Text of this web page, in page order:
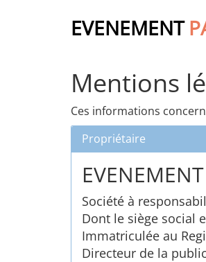
EVENEMENT
Mentions
Ces informations
Propriétaire
Société à
Dont le siège social
Immatriculée au
Directeur de la